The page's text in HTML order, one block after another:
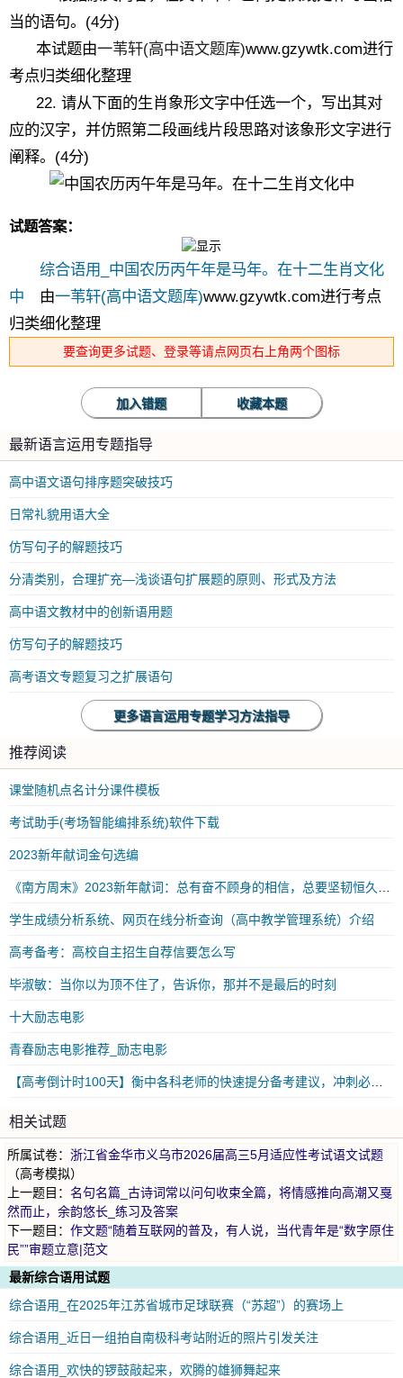
当的语句。(4分)
本试题由一苇轩(高中语文题库)www.gzywtk.com进行
考点归类细化整理
22. 请从下面的生肖象形文字中任选一个，写出其对
应的汉字，并仿照第二段画线片段思路对该象形文字进行
阐释。(4分)
试题答案：
综合语用_中国农历丙午年是马年。在十二生肖文化
中 由一苇轩(高中语文题库)www.gzywtk.com进行考点
归类细化整理
要查询更多试题、登录等请点网页右上角两个图标
加入错题 收藏本题
最新语言运用专题指导
高中语文语句排序题突破技巧
日常礼貌用语大全
仿写句子的解题技巧
分清类别，合理扩充—浅谈语句扩展题的原则、形式及方法
高中语文教材中的创新语用题
仿写句子的解题技巧
高考语文专题复习之扩展语句
更多语言运用专题学习方法指导
推荐阅读
课堂随机点名计分课件模板
考试助手(考场智能编排系统)软件下载
2023新年献词金句选编
学生成绩分析系统、网页在线分析查询（高中教学管理系统）介绍
高考备考：高校自主招生自荐信要怎么写
毕淑敏：当你以为顶不住了，告诉你，那并不是最后的时刻
十大励志电影
青春励志电影推荐_励志电影
相关试题
所属试卷： 浙江省金华市义乌市2026届高三5月适应性考试语文试题
（高考模拟）
上一题目： 名句名篇_古诗词常以问句收束全篇，将情感推向高潮又戛
然而止，余韵悠长_练习及答案
下一题目： 作文题“随着互联网的普及，有人说，当代青年是“数字原住
民””审题立意|范文
最新综合语用试题
综合语用_在2025年江苏省城市足球联赛（“苏超”）的赛场上
综合语用_近日一组拍自南极科考站附近的照片引发关注
综合语用_欢快的锣鼓敲起来，欢腾的雄狮舞起来